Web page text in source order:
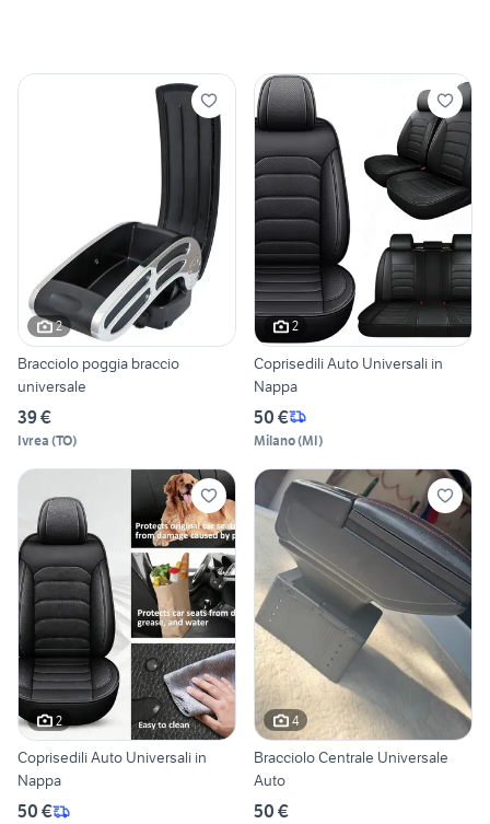
2
Bracciolo poggia braccio
universale
39 €
Ivrea (TO)
2
Coprisedili Auto Universali in
Nappa
50 €
Milano(MI)
2
Coprisedili Auto Universali in
Nappa
50 €
4
Bracciolo Centrale Universale
Auto
50 €